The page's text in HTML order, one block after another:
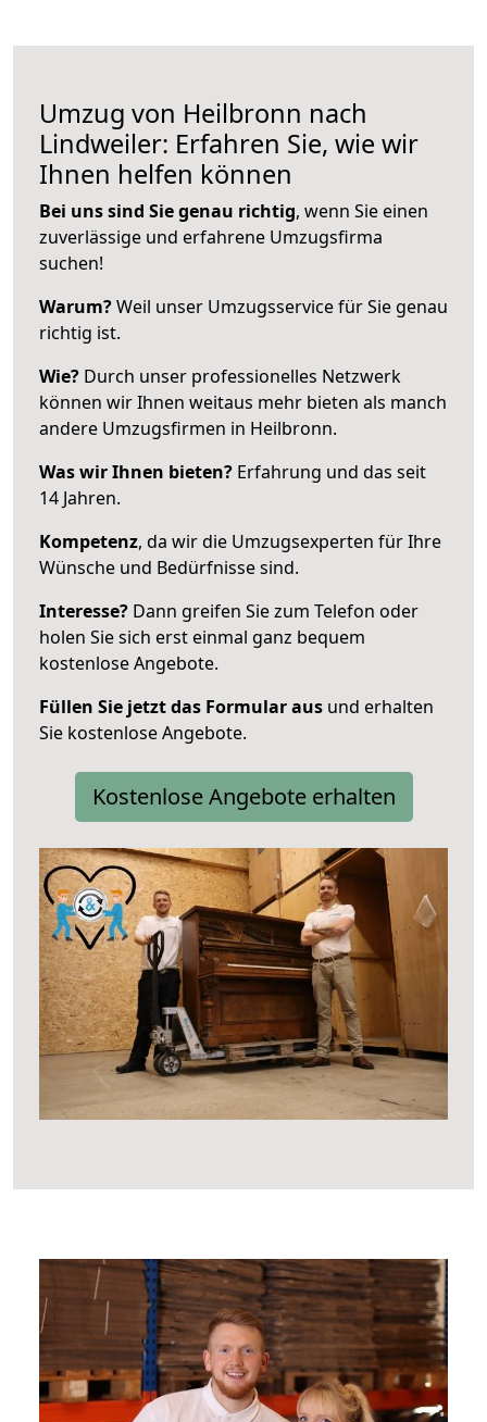
Umzug von Heilbronn nach
Lindweiler: Erfahren Sie, wie wir
Ihnen helfen können
Bei uns sind Sie genau richtig, wenn Sie einen
zuverlässige und erfahrene Umzugsfirma
suchen!
Warum?Weil unser Umzugsservice für Sie genau
richtig ist.
Wie? Durch unser professionelles Netzwerk
können wir Ihnen weitaus mehr bieten als manch
andere Umzugsfirmen in Heilbronn.
Was wir Ihnen bieten? Erfahrung und das seit
14 Jahren.
Kompetenz, da wir die Umzugsexperten für Ihre
Wünsche und Bedürfnisse sind.
Interesse? Dann greifen Sie zum Telefon oder
holen Sie sich erst einmal ganz bequem
kostenlose Angebote.
Füllen Sie jetzt das Formular aus und erhalten
Sie kostenlose Angebote.
Kostenlose Angebote erhalten